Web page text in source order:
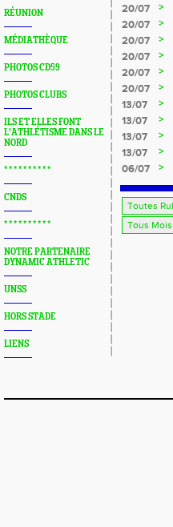
RÉUNION
MÉDIATHÈQUE
PHOTOS CD59
PHOTOS CLUBS
ILS ET ELLES FONT
L'ATHLÉTISME DANS LE
NORD
* * * * * * * * * *
CNDS
* * * * * * * * * *
NOTRE PARTENAIRE
DYNAMIC ATHLETIC
UNSS
HORS STADE
LIENS
20/07
>
20/07
>
20/07
>
20/07
>
20/07
>
20/07
>
13/07
>
13/07
>
13/07
>
13/07
>
06/07
>